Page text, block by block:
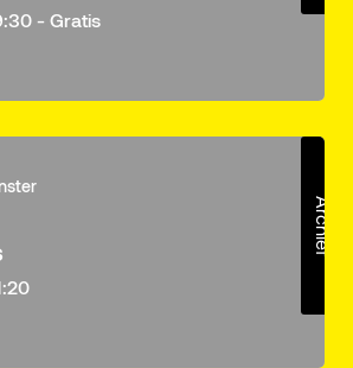
- Gratis
Archief